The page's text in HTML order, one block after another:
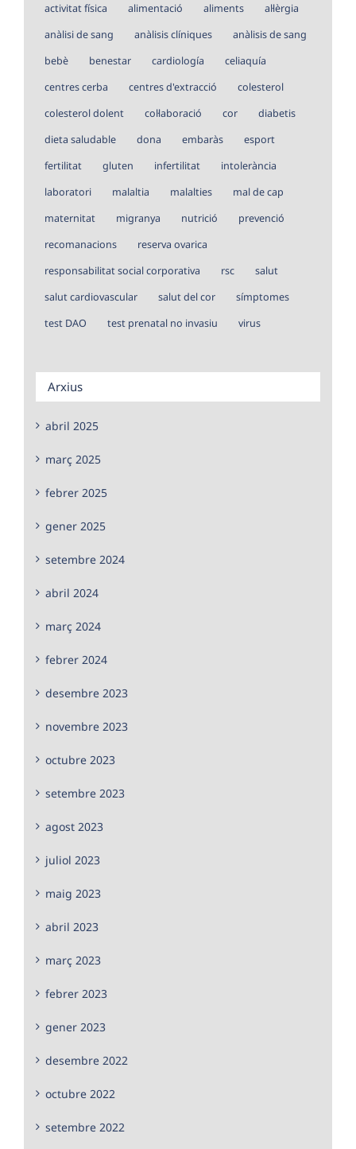
activitat física alimentació aliments
al·lèrgia
anàlisi de sang
anàlisis clíniques
anàlisis de sang
bebè
benestar cardiología
celiaquía
centres cerba
centres d'extracció
colesterol
colesterol dolent
col·laboració cor
diabetis
dieta saludable
dona embaràs
esport
fertilitat
gluten infertilitat
intolerància
laboratori
malaltia malalties
mal de cap
maternitat
migranya nutrició
prevenció
recomanacions
reserva ovarica
responsabilitat social corporativa
rsc
salut
salut cardiovascular
salut del cor
símptomes
test DAO
test prenatal no invasiu virus
Arxius
abril 2025
març 2025
febrer 2025
gener 2025
setembre 2024
abril 2024
març 2024
febrer 2024
desembre 2023
novembre 2023
octubre 2023
setembre 2023
agost 2023
juliol 2023
maig 2023
abril 2023
març 2023
febrer 2023
gener 2023
desembre 2022
octubre 2022
setembre 2022